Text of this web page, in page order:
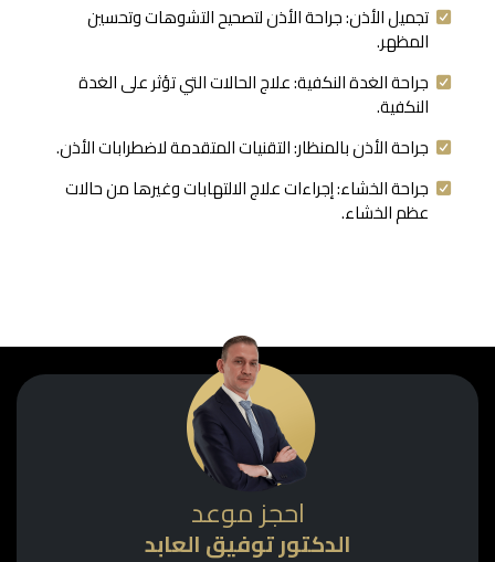
تجميل الأذن: جراحة الأذن لتصحيح التشوهات وتحسين
المظهر.
جراحة الغدة النكفية: علاج الحالات التي تؤثر على الغدة
النكفية.
جراحة الأذن بالمنظار: التقنيات المتقدمة لاضطرابات الأذن.
جراحة الخشاء: إجراءات علاج الالتهابات وغيرها من حالات
عظم الخشاء.
احجز موعد
الدكتور توفيق العابد